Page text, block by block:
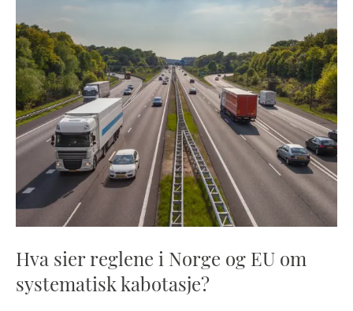
Hva sier reglene i Norge og EU om
systematisk kabotasje?